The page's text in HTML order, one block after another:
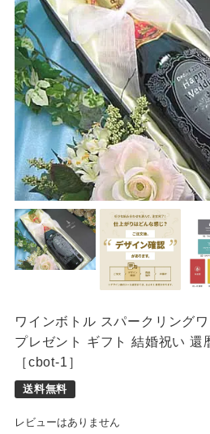
時計
ウェルカムボード
ペーパーウェイト
小物入れ
盾・トロフィー
マウスパッド
席札
ワインボトル スパークリング
プレゼント ギフト 結婚祝い 還
［cbot-1］
レビューはありません